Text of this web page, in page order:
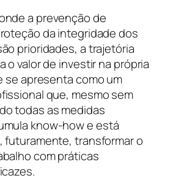
a prevenção de
da integridade dos
prioridades, a trajetória
o valor de investir na própria
se apresenta como um
que, mesmo sem
todas as medidas
know-how e está
futuramente, transformar o
com práticas